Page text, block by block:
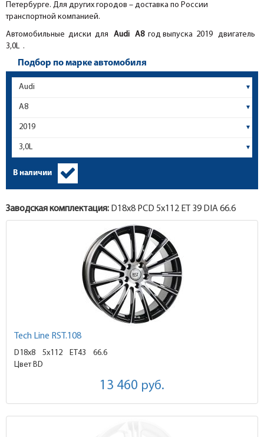
Петербурге. Для других городов – доставка по России
транспортной компанией.
Автомобильные диски для
Audi A8год выпуска 2019 двигатель
3,0L .
Подбор по марке автомобиля
В наличии
Заводская комплектация: D18x8 PCD 5x112 ET 39 DIA 66.6
Tech Line RST.108
D18x8 5x112 ET43
66.6
Цвет BD
13 460 руб.